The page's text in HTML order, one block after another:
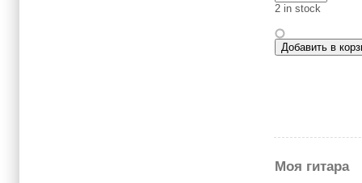
2 in stock
Моя гитара